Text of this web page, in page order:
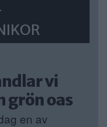
vi
grön oas
en av